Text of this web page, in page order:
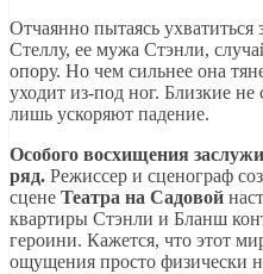
Отчаянно пытаясь
Стеллу, ее мужа Стэнли,
опору. Но чем сильнее она
уходит из-под ног. Близкие не
лишь ускоряют падение.
Особого восхищения
ряд. Режиссер и сценограф
сцене Театра на Садовой
квартиры Стэнли и Бланш
героини. Кажется, что этот
ощущения просто физически